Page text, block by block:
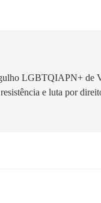
LGBTQIAPN+ de
e luta por